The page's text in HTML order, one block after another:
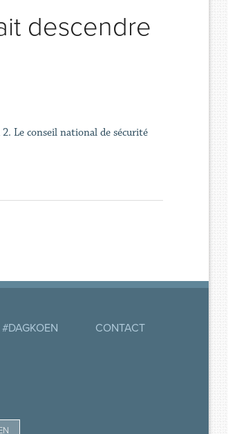
descendre
Le conseil national de sécurité
#DAGKOEN CONTACT